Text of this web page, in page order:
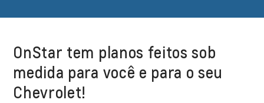
OnStar tem planos feitos sob
medida para você e para o seu
Chevrolet!